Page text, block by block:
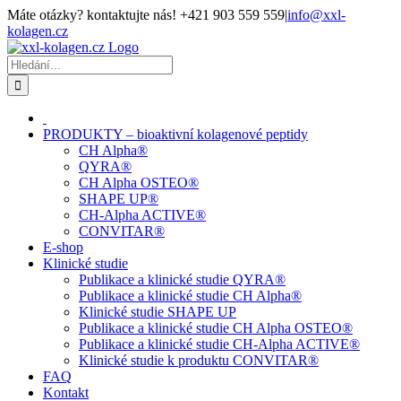
Přeskočit
na
obsah
Máte otázky? kontaktujte nás! +421 903 559 559|info@xxl-
kolagen.cz
Facebook
Hledat:
PRODUKTY – bioaktivní kolagenové peptidy
CH Alpha®
QYRA®
CH Alpha OSTEO®
SHAPE UP®
CH-Alpha ACTIVE®
CONVITAR®
E-shop
Klinické studie
Publikace a klinické studie QYRA®
Publikace a klinické studie CH Alpha®
Klinické studie SHAPE UP
Publikace a klinické studie CH Alpha OSTEO®
Publikace a klinické studie CH-Alpha ACTIVE®
Klinické studie k produktu CONVITAR®
FAQ
Kontakt